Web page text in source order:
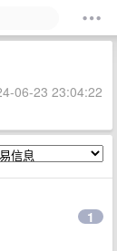
06-23 23:04:22
1